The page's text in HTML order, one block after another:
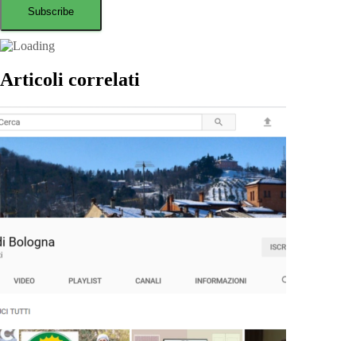
Articoli correlati